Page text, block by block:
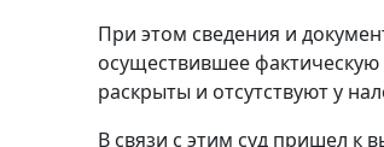
При этом сведения и
осуществившее
раскрыты и отсутствуют у
В связи с этим суд пришел к